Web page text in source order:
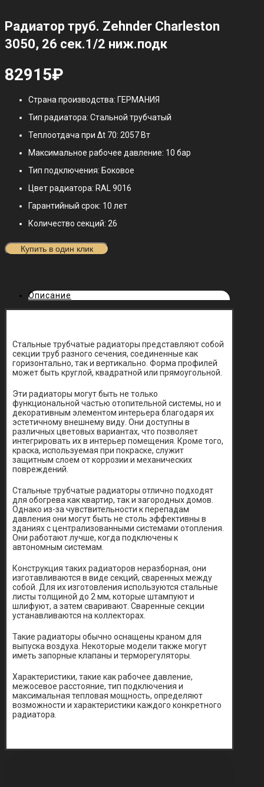
Радиатор труб. Zehnder Charleston
3050, 26 сек.1/2 ниж.подк
82915₽
Страна производства: ГЕРМАНИЯ
Тип радиатора: Стальной трубчатый
Теплоотдача при Δt 70: 2057 Вт
Максимальное рабочее давление: 10 бар
Тип подключения: Боковое
Цвет радиатора: RAL 9016
Гарантийный срок: 10 лет
Количество секций: 26
Купить в один клик
Описание
Стальные трубчатые радиаторы представляют собой
секции труб разного сечения, соединенные как
горизонтально, так и вертикально. Форма профилей
может быть круглой, квадратной или прямоугольной.
Эти радиаторы могут быть не только
функциональной частью отопительной системы, но и
декоративным элементом интерьера благодаря их
эстетичному внешнему виду. Они доступны в
различных цветовых вариантах, что позволяет
интегрировать их в интерьер помещения. Кроме того,
краска, используемая при покраске, служит
защитным слоем от коррозии и механических
повреждений.
Стальные трубчатые радиаторы отлично подходят
для обогрева как квартир, так и загородных домов.
Однако из-за чувствительности к перепадам
давления они могут быть не столь эффективны в
зданиях с централизованными системами отопления.
Они работают лучше, когда подключены к
автономным системам.
Конструкция таких радиаторов неразборная, они
изготавливаются в виде секций, сваренных между
собой. Для их изготовления используются стальные
листы толщиной до 2 мм, которые штампуют и
шлифуют, а затем сваривают. Сваренные секции
устанавливаются на коллекторах.
Такие радиаторы обычно оснащены краном для
выпуска воздуха. Некоторые модели также могут
иметь запорные клапаны и терморегуляторы.
Характеристики, такие как рабочее давление,
межосевое расстояние, тип подключения и
максимальная тепловая мощность, определяют
возможности и характеристики каждого конкретного
радиатора.